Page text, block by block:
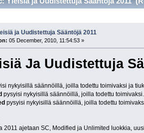
ja Uudistettuja Sääntöjä 2011
05 December, 2010, 11:54:53 »
Ja Uudistettuja
nykyisillä säännöillä, joilla todettu toimivaksi ja
pysyisi nykyisillä säännöillä, joilla todettu toimivaksi.
pysyisi nykyisillä säännöillä, joilla todettu
2011 ajetaan SC, Modified ja Unlimited luokkia,